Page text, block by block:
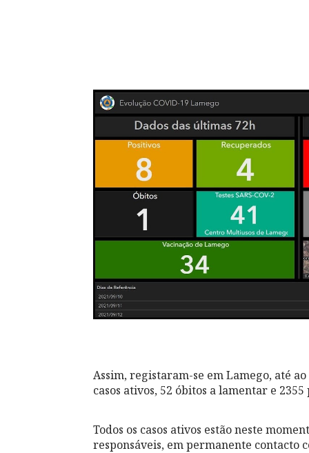
Assim, registaram-se em Lamego, até
casos ativos, 52 óbitos a lamentar e
Todos os casos ativos estão neste
responsáveis, em permanente contacto